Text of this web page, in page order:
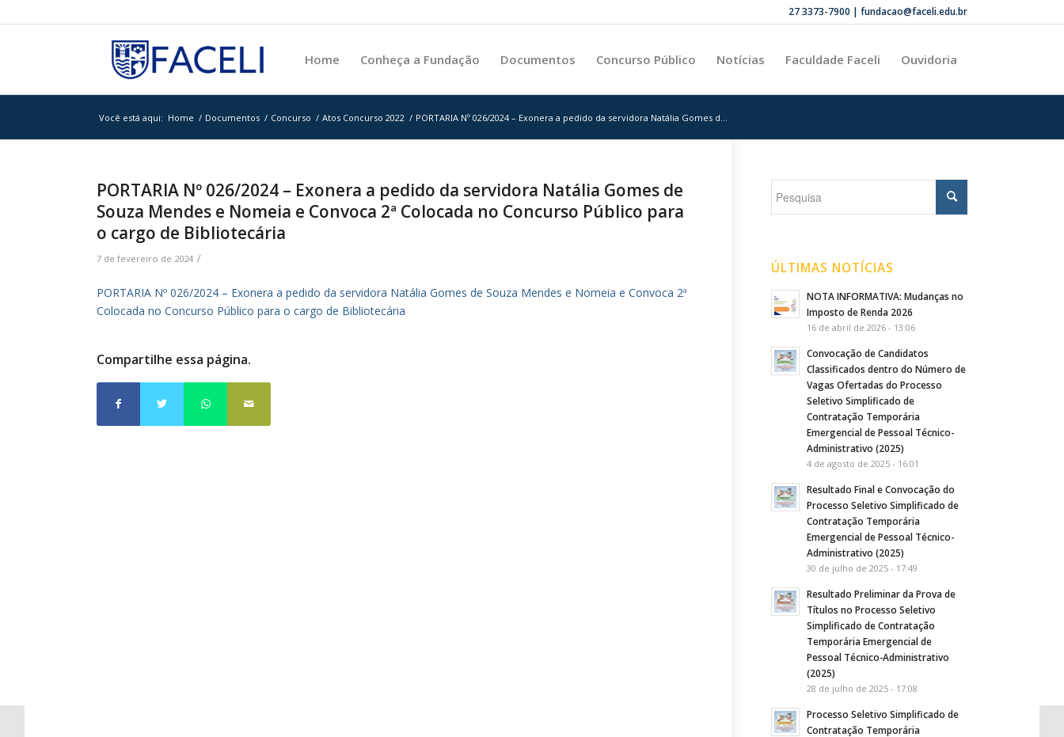
27 3373-7900 | fundacao@faceli.edu.br
Home Conheça a Fundação Documentos Concurso Público Notícias Faculdade Faceli Ouvidoria
Você está aqui: Home / Documentos / Concurso / Atos Concurso 2022 / PORTARIA Nº 026/2024 – Exonera a pedido da servidora Natália Gomes d...
PORTARIA Nº 026/2024 – Exonera a pedido da servidora Natália Gomes de
Souza Mendes e Nomeia e Convoca 2ª Colocada no Concurso Público para
o cargo de Bibliotecária
7 de fevereiro de 2024 /
PORTARIA Nº 026/2024 – Exonera a pedido da servidora Natália Gomes de Souza Mendes e Nomeia e Convoca 2ª
Colocada no Concurso Público para o cargo de Bibliotecária
Compartilhe essa página.
ÚLTIMAS NOTÍCIAS
NOTA INFORMATIVA: Mudanças no
Imposto de Renda 2026
16 de abril de 2026 - 13:06
Convocação de Candidatos
Classificados dentro do Número de
Vagas Ofertadas do Processo
Seletivo Simplificado de
Contratação Temporária
Emergencial de Pessoal Técnico-
Administrativo (2025)
4 de agosto de 2025 - 16:01
Resultado Final e Convocação do
Processo Seletivo Simplificado de
Contratação Temporária
Emergencial de Pessoal Técnico-
Administrativo (2025)
30 de julho de 2025 - 17:49
Resultado Preliminar da Prova de
Títulos no Processo Seletivo
Simplificado de Contratação
Temporária Emergencial de
Pessoal Técnico-Administrativo
(2025)
28 de julho de 2025 - 17:08
Processo Seletivo Simplificado de
Contratação Temporária